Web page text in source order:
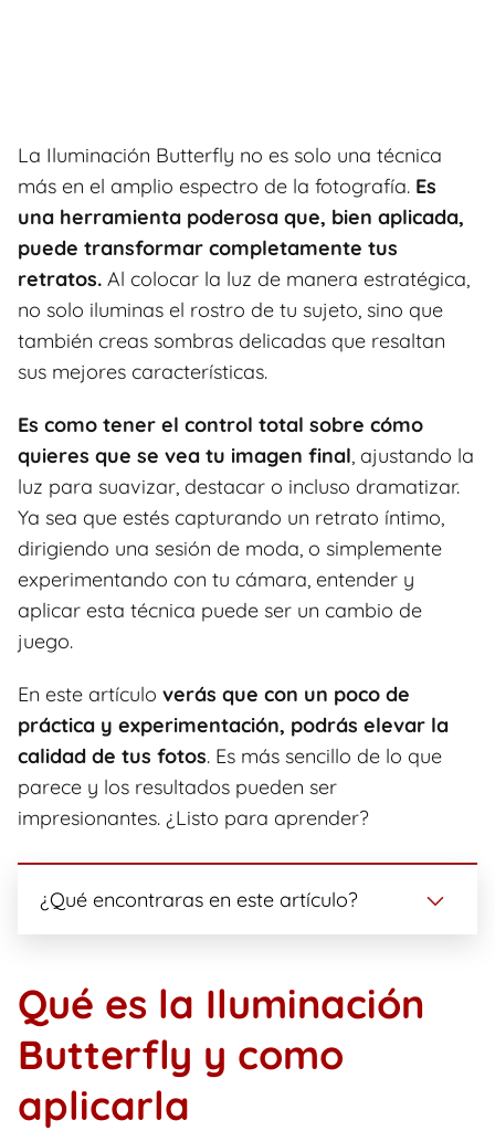
La Iluminación Butterfly no es solo una técnica
más en el amplio espectro de la fotografía. Es
una herramienta poderosa que, bien aplicada,
puede transformar completamente tus
retratos. Al colocar la luz de manera estratégica,
no solo iluminas el rostro de tu sujeto, sino que
también creas sombras delicadas que resaltan
sus mejores características.
Es como tener el control total sobre cómo
quieres que se vea tu imagen final, ajustando la
luz para suavizar, destacar o incluso dramatizar.
Ya sea que estés capturando un retrato íntimo,
dirigiendo una sesión de moda, o simplemente
experimentando con tu cámara, entender y
aplicar esta técnica puede ser un cambio de
juego.
En este artículo verás que con un poco de
práctica y experimentación, podrás elevar la
calidad de tus fotos. Es más sencillo de lo que
parece y los resultados pueden ser
impresionantes. ¿Listo para aprender?
¿Qué encontraras en este artículo?
Qué es la Iluminación
Butterfly y como
aplicarla